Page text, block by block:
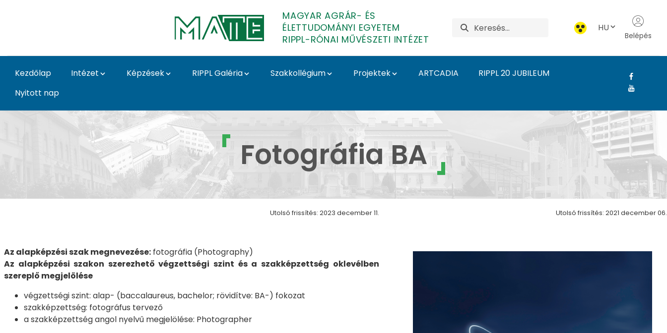
MAGYAR AGRÁR- ÉS
ÉLETTUDOMÁNYI EGYETEM
RIPPL-RÓNAI MŰVÉSZETI INTÉZET
HU
Belépés
Kezdőlap Intézet Képzések RIPPL Galéria Szakkollégium Projektek ARTCADIA
RIPPL 20 JUBILEUM
Nyitott nap
Fotográfia BA galéria - Fotográfia BA - Rippl-Rónai Művészeti
Fotográfia BA
Utolsó frissítés: 2023 december 11.
Az alapképzési szak megnevezése: fotográfia (Photography)
Az alapképzési szakon szerezhető végzettségi szint és a szakképzettség oklevélben
szereplő megjelölése
végzettségi szint: alap- (baccalaureus, bachelor; rövidítve: BA-) fokozat
szakképzettség: fotográfus tervező
a szakképzettség angol nyelvű megjelölése: Photographer
Utolsó frissítés: 2021 december 06.